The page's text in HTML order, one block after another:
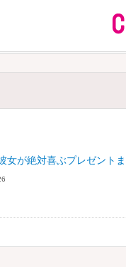
女が絶対喜ぶプレゼント